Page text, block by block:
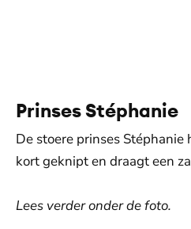
Prinses Stéphanie
De stoere prinses
kort geknipt en draagt een
Lees verder onder de foto.